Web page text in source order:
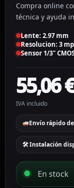
Compra online
técnica y ayuda
Lente: 2.97 mm
Resolucion: 3
Sensor 1/3"
55,06€
IVA incluido
Envío rápido
🛠 Instalación
En stock